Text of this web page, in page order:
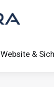
Website &